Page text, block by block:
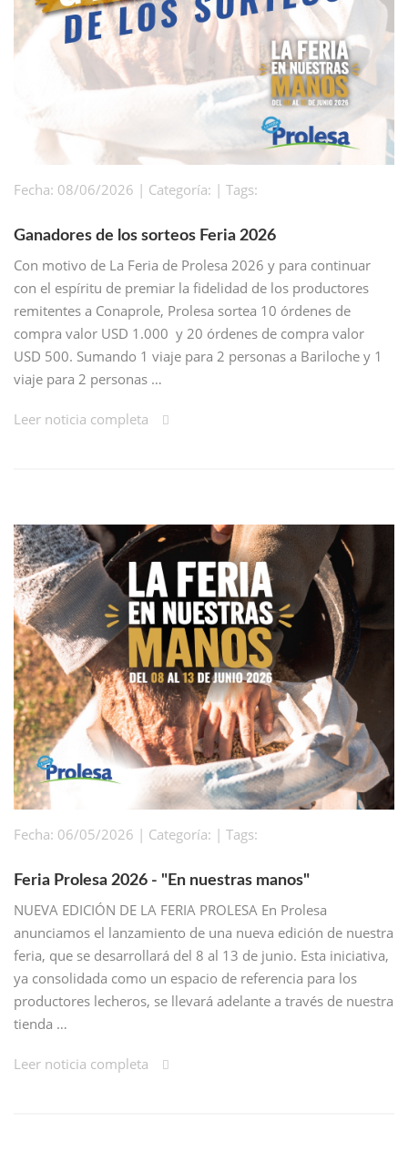
Fecha: 08/06/2026 | Categoría: | Tags:
Ganadores de los sorteos Feria 2026
Con motivo de La Feria de Prolesa 2026 y para continuar
con el espíritu de premiar la fidelidad de los productores
remitentes a Conaprole, Prolesa sortea 10 órdenes de
compra valor USD 1.000 y 20 órdenes de compra valor
USD 500. Sumando 1 viaje para 2 personas a Bariloche y 1
viaje para 2 personas …
Leer noticia completa
Fecha: 06/05/2026 | Categoría: | Tags:
Feria Prolesa 2026 - "En nuestras manos"
NUEVA EDICIÓN DE LA FERIA PROLESA En Prolesa
anunciamos el lanzamiento de una nueva edición de nuestra
feria, que se desarrollará del 8 al 13 de junio. Esta iniciativa,
ya consolidada como un espacio de referencia para los
productores lecheros, se llevará adelante a través de nuestra
tienda …
Leer noticia completa